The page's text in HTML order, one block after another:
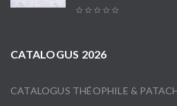
CATALOGUS 2026
CATALOGUS THÉOPHILE &